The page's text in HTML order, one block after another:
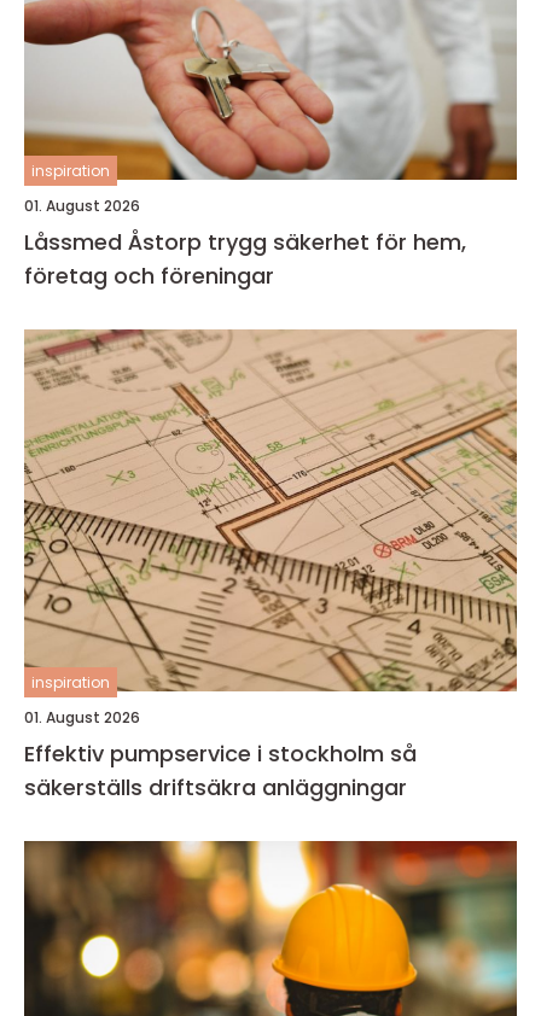
inspiration
01. August 2026
Låssmed Åstorp trygg säkerhet för hem,
företag och föreningar
inspiration
01. August 2026
Effektiv pumpservice i stockholm så
säkerställs driftsäkra anläggningar